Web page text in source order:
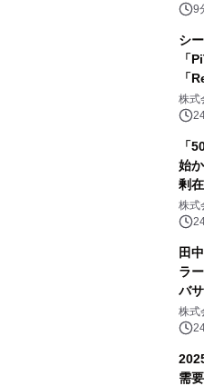
9
シ
「
「
株式
「
始
剰
株式
田
ラ
バ
株式
需